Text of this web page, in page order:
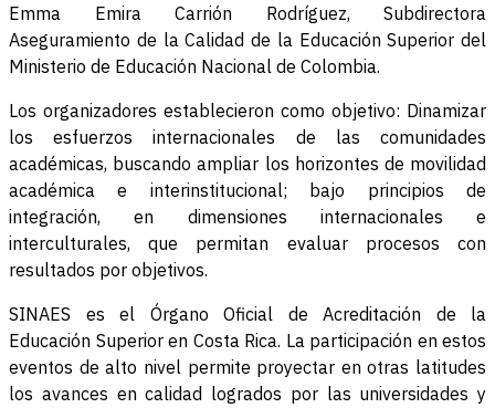
Emma Emira Carrión Rodríguez, Subdirectora
Aseguramiento de la Calidad de la Educación Superior del
Ministerio de Educación Nacional de Colombia.
Los organizadores establecieron como objetivo: Dinamizar
los esfuerzos internacionales de las comunidades
académicas, buscando ampliar los horizontes de movilidad
académica e interinstitucional; bajo principios de
integración, en dimensiones internacionales e
interculturales, que permitan evaluar procesos con
resultados por objetivos.
SINAES es el Órgano Oficial de Acreditación de la
Educación Superior en Costa Rica. La participación en estos
eventos de alto nivel permite proyectar en otras latitudes
los avances en calidad logrados por las universidades y